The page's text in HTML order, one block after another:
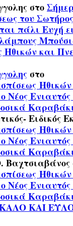
στο
του
πάλι Ευχή
Ηθικών και
στο
Νέος
Ειδικός
Νέος
Βαχτσιαβάνος
Νέος
ΚΑΙ